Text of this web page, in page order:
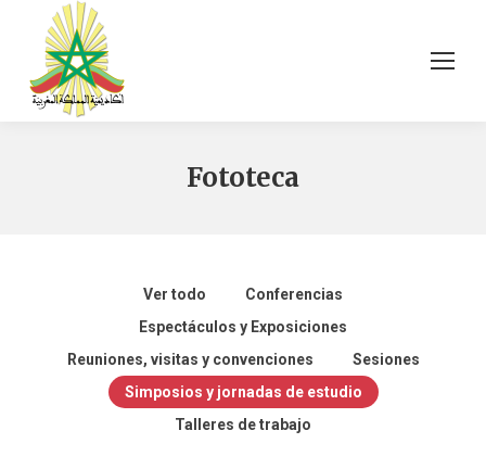
Fototeca
Ver todo
Conferencias
Espectáculos y Exposiciones
Reuniones, visitas y convenciones
Sesiones
Simposios y jornadas de estudio
Talleres de trabajoالتطور التاريخي